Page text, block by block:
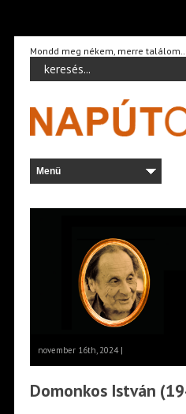
Mondd meg nékem, merre
november 16th, 2024 |
Domonkos István